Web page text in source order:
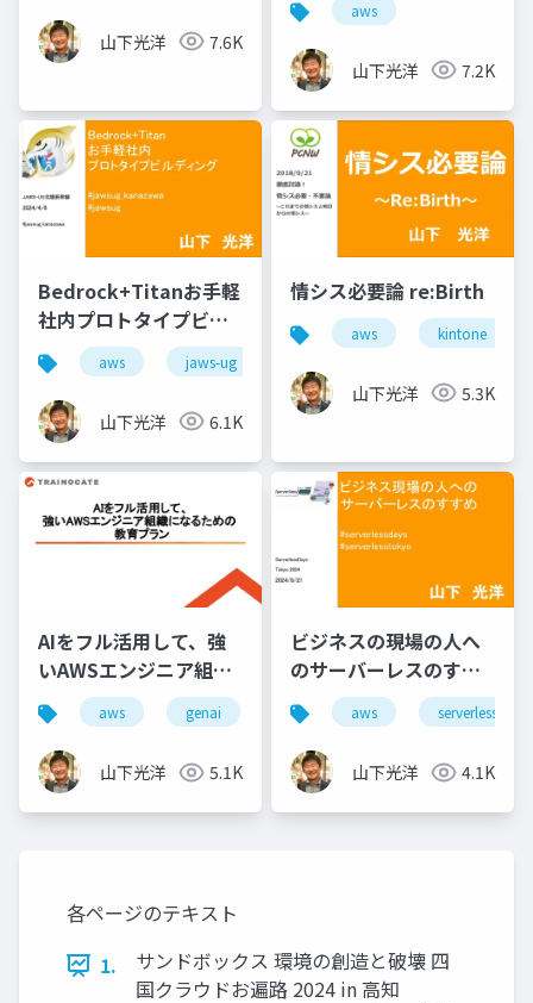
山下光洋 7.6K
aws
山下光洋 7.2K
Bedrock+Titanお手軽
社内プロトタイプビル
ディングaws jaws-ug
山下光洋 6.1K
情シス必要論 re:Birth
aws kintone
山下光洋 5.3K
AIをフル活用して、強
いAWSエンジニア組織
になるための教育プラ
ン
aws genai
山下光洋 5.1K
ビジネスの現場の人へ
のサーバーレスのすす
め
aws serverless
山下光洋 4.1K
各ページのテキスト
1.
サンドボックス 環境の創造と破壊 四
国クラウドお遍路 2024 in 高知